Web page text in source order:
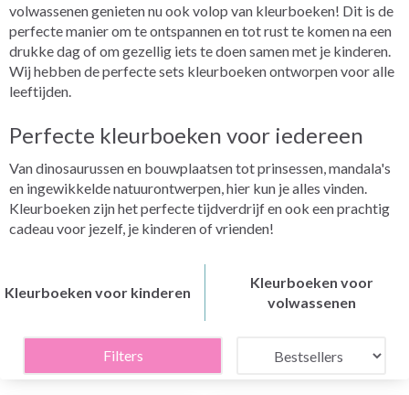
volwassenen genieten nu ook volop van kleurboeken! Dit is de
perfecte manier om te ontspannen en tot rust te komen na een
drukke dag of om gezellig iets te doen samen met je kinderen.
Wij hebben de perfecte sets kleurboeken ontworpen voor alle
leeftijden.
Perfecte kleurboeken voor iedereen
Van dinosaurussen en bouwplaatsen tot prinsessen, mandala's
en ingewikkelde natuurontwerpen, hier kun je alles vinden.
Kleurboeken zijn het perfecte tijdverdrijf en ook een prachtig
cadeau voor jezelf, je kinderen of vrienden!
Kleurboeken voor kinderen
Kleurboeken voor
volwassenen
Filters